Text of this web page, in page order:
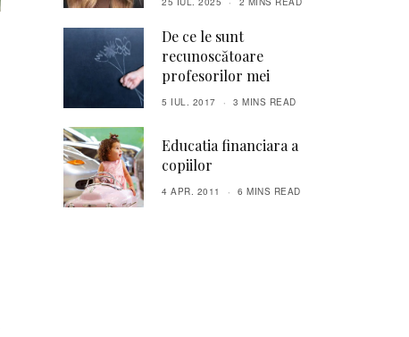
De ce le sunt
recunoscătoare
profesorilor mei
5 IUL. 2017 3 MINS READ
Educatia financiara a
copiilor
4 APR. 2011 6 MINS READ